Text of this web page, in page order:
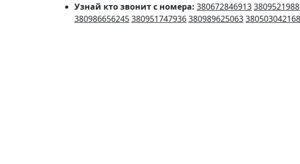
Узнай кто звонит с номера: 380672846913
380986656245380951747936380989625063380503042168